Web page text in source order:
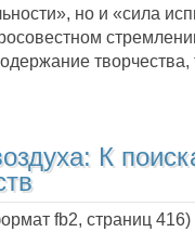
но и «сила
К
fb2, страниц 416)